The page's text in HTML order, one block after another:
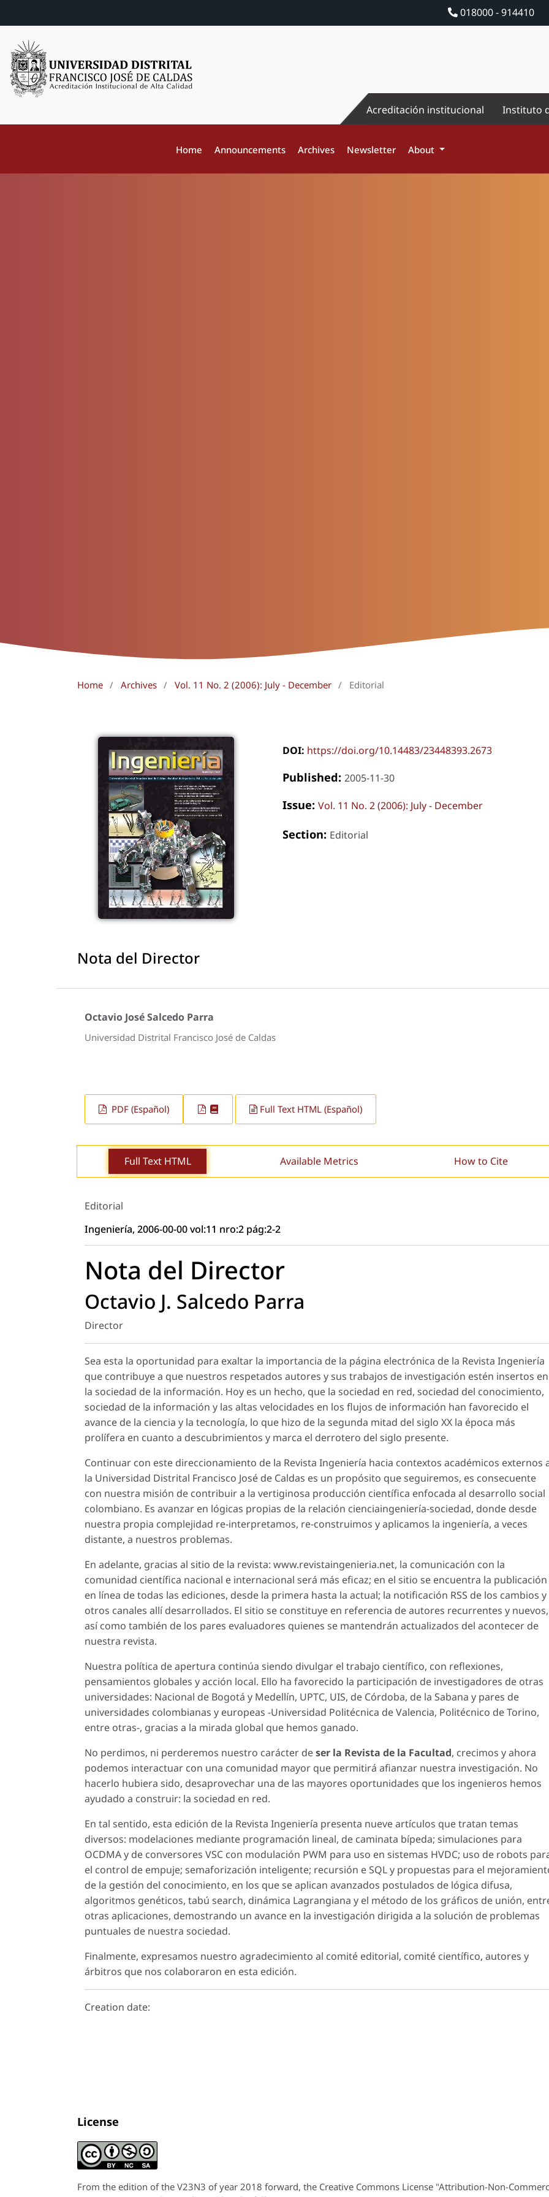
018000 - 914410
Acreditación institucional Instituto
Home Announcements Archives Newsletter About
Home / Archives / Vol. 11 No. 2 (2006): July - December / Editorial
DOI: https://doi.org/10.14483/23448393.2673
Published: 2005-11-30
Issue: Vol. 11 No. 2 (2006): July - December
Section: Editorial
Nota del Director
Octavio José Salcedo Parra
Universidad Distrital Francisco José de Caldas
PDF (Español) Full Text HTML (Español)
Full Text HTML Available Metrics How to Cite
Editorial
Ingeniería, 2006-00-00 vol:11 nro:2 pág:2-2
Nota del Director
Octavio J. Salcedo Parra
Director
Sea esta la oportunidad para exaltar la importancia de la página electrónica de la Revista Ingeniería
que contribuye a que nuestros respetados autores y sus trabajos de investigación estén insertos en
la sociedad de la información. Hoy es un hecho, que la sociedad en red, sociedad del conocimiento,
sociedad de la información y las altas velocidades en los flujos de información han favorecido el
avance de la ciencia y la tecnología, lo que hizo de la segunda mitad del siglo XX la época más
prolífera en cuanto a descubrimientos y marca el derrotero del siglo presente.
Continuar con este direccionamiento de la Revista Ingeniería hacia contextos académicos externos
la Universidad Distrital Francisco José de Caldas es un propósito que seguiremos, es consecuente
con nuestra misión de contribuir a la vertiginosa producción científica enfocada al desarrollo social
colombiano. Es avanzar en lógicas propias de la relación cienciaingeniería-sociedad, donde desde
nuestra propia complejidad re-interpretamos, re-construimos y aplicamos la ingeniería, a veces
distante, a nuestros problemas.
En adelante, gracias al sitio de la revista: www.revistaingenieria.net, la comunicación con la
comunidad científica nacional e internacional será más eficaz; en el sitio se encuentra la publicación
en línea de todas las ediciones, desde la primera hasta la actual; la notificación RSS de los cambios y
otros canales allí desarrollados. El sitio se constituye en referencia de autores recurrentes y nuevos,
así como también de los pares evaluadores quienes se mantendrán actualizados del acontecer de
nuestra revista.
Nuestra política de apertura continúa siendo divulgar el trabajo científico, con reflexiones,
pensamientos globales y acción local. Ello ha favorecido la participación de investigadores de otras
universidades: Nacional de Bogotá y Medellín, UPTC, UIS, de Córdoba, de la Sabana y pares de
universidades colombianas y europeas -Universidad Politécnica de Valencia, Politécnico de Torino,
entre otras-, gracias a la mirada global que hemos ganado.
No perdimos, ni perderemos nuestro carácter deser la Revista de la Facultad, crecimos y ahora
podemos interactuar con una comunidad mayor que permitirá afianzar nuestra investigación. No
hacerlo hubiera sido, desaprovechar una de las mayores oportunidades que los ingenieros hemos
ayudado a construir: la sociedad en red.
En tal sentido, esta edición de la Revista Ingeniería presenta nueve artículos que tratan temas
diversos: modelaciones mediante programación lineal, de caminata bípeda; simulaciones para
OCDMA y de conversores VSC con modulación PWM para uso en sistemas HVDC; uso de robots
el control de empuje; semaforización inteligente; recursión e SQL y propuestas para el
de la gestión del conocimiento, en los que se aplican avanzados postulados de lógica difusa,
algoritmos genéticos, tabú search, dinámica Lagrangiana y el método de los gráficos de unión,
otras aplicaciones, demostrando un avance en la investigación dirigida a la solución de problemas
puntuales de nuestra sociedad.
Finalmente, expresamos nuestro agradecimiento al comité editorial, comité científico, autores y
árbitros que nos colaboraron en esta edición.
Creation date:
License
From the edition of the V23N3 of year 2018 forward, the Creative Commons License "Attribution-Non-